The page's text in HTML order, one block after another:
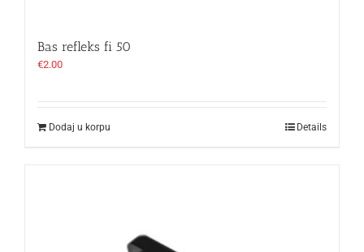
Bas refleks fi 50
€2.00
Dodaj u korpu Details